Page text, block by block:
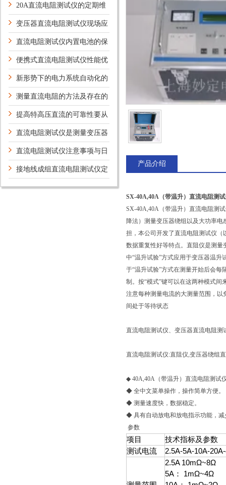
20A直流电阻测试仪的定期维
护保养方法介绍
变压器直流电阻测试仪现场应
用案例及意义
直流电阻测试仪内置电池的保
养 便携式直流电阻测试仪性能优
势 新形势下的电力系统自动化的
新技术及研究方向
测量直流电阻的方法及存在的
问题提高特高压直流的可靠性要从
哪些方面考虑？
直流电阻测试仪是测量变压器
绕组理想设备
直流电阻测试仪注意事项与日
常维护
接地线成组直流电阻测试仪定
期维护保养方法的详细说明
产品介绍
SX-40A,40A（带温升）直流电阻测
SX-40A,40A（带温升）直流电阻测
降法）测量变压器绕组以及大功率
担，本公司开发了直流电阻测试仪
数据重复性好等特点。直阻仪是测量
中“温升试验”方式应用于变压器温
于“温升试验”方式在测量开始后会每
制。按“模式”键可以在这两种模式
注意每种测量电流的大测量范围，
间处于等待状态
直流电阻测试仪、变压器直流电阻
直流电阻测试仪:直阻仪,变压器绕组
◆ 40A,40A（带温升）直流电阻测试
◆ 全中文菜单操作，操作简单方便。
◆ 测量速度快，数据稳定。
◆ 具有自动放电和放电指示功能，
参数
项目
技术指标及参数
测试电流
2.5A-5A-10A-
2.5A 10mΩ~8Ω
5A： 1mΩ~4Ω